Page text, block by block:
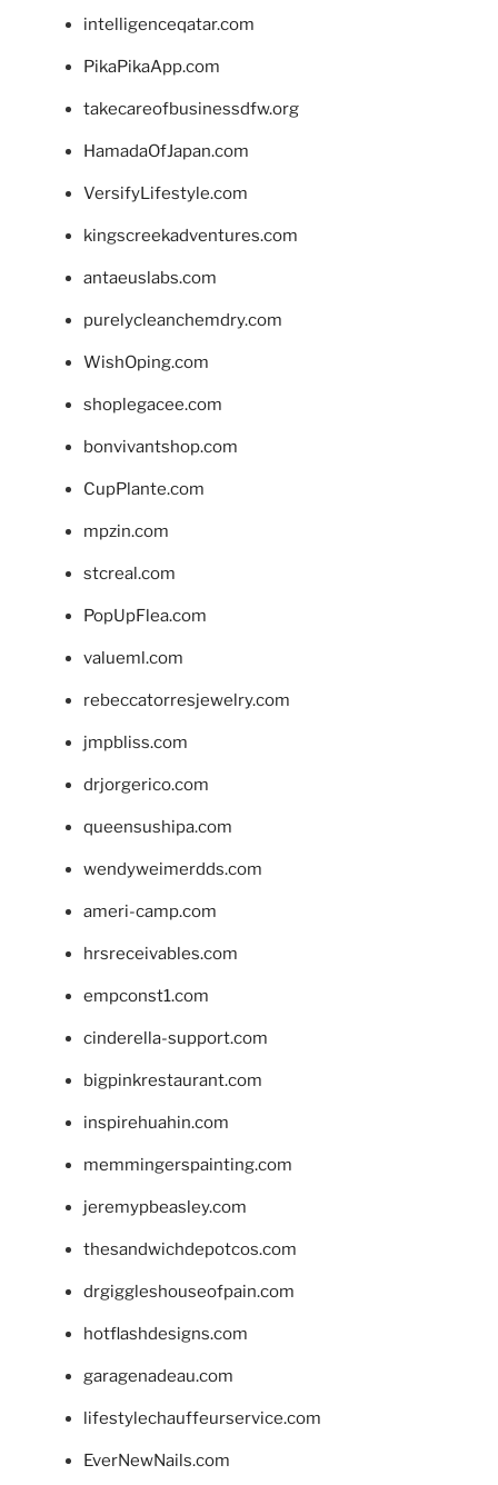
intelligenceqatar.com
PikaPikaApp.com
takecareofbusinessdfw.org
HamadaOfJapan.com
VersifyLifestyle.com
kingscreekadventures.com
antaeuslabs.com
purelycleanchemdry.com
WishOping.com
shoplegacee.com
bonvivantshop.com
CupPlante.com
mpzin.com
stcreal.com
PopUpFlea.com
valueml.com
rebeccatorresjewelry.com
jmpbliss.com
drjorgerico.com
queensushipa.com
wendyweimerdds.com
ameri-camp.com
hrsreceivables.com
empconst1.com
cinderella-support.com
bigpinkrestaurant.com
inspirehuahin.com
memmingerspainting.com
jeremypbeasley.com
thesandwichdepotcos.com
drgiggleshouseofpain.com
hotflashdesigns.com
garagenadeau.com
lifestylechauffeurservice.com
EverNewNails.com